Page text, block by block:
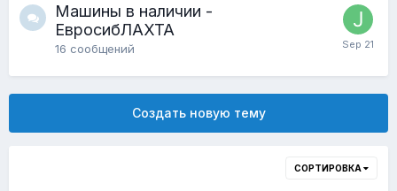
Машины в наличии -
ЕвросибЛАХТА
16 сообщений
Создать новую тему
СОРТИРОВКА